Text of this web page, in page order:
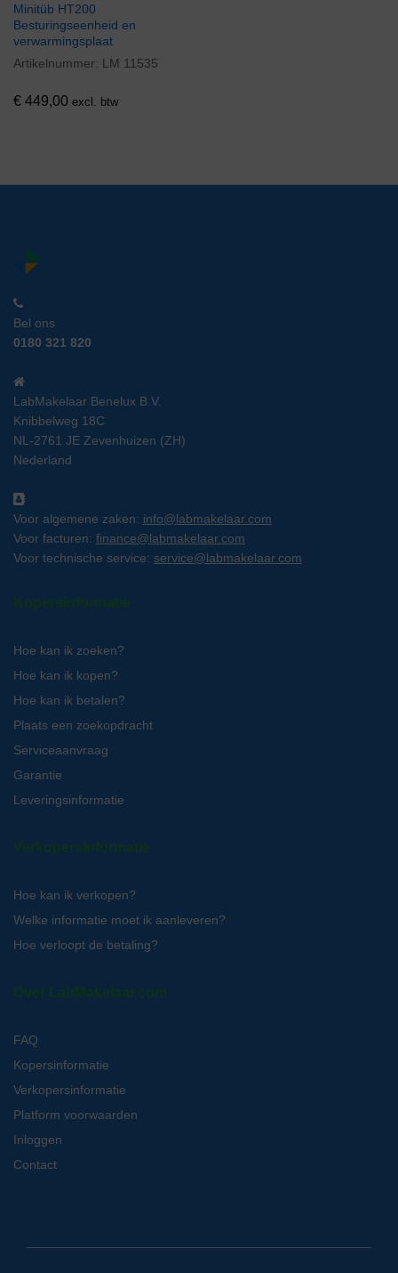
Minitüb HT200
Besturingseenheid en
verwarmingsplaat
Artikelnummer: LM 11535
€ 449,00 excl. btw
Bel ons
0180 321 820
LabMakelaar Benelux B.V.
Knibbelweg 18C
NL-2761 JE Zevenhuizen (ZH)
Nederland
Voor algemene zaken: info@labmakelaar.com
Voor facturen: finance@labmakelaar.com
Voor technische service: service@labmakelaar.com
Kopersinformatie
Hoe kan ik zoeken?
Hoe kan ik kopen?
Hoe kan ik betalen?
Plaats een zoekopdracht
Serviceaanvraag
Garantie
Leveringsinformatie
Verkopersinformatie
Hoe kan ik verkopen?
Welke informatie moet ik aanleveren?
Hoe verloopt de betaling?
Over LabMakelaar.com
FAQ
Kopersinformatie
Verkopersinformatie
Platform voorwaarden
Inloggen
Contact